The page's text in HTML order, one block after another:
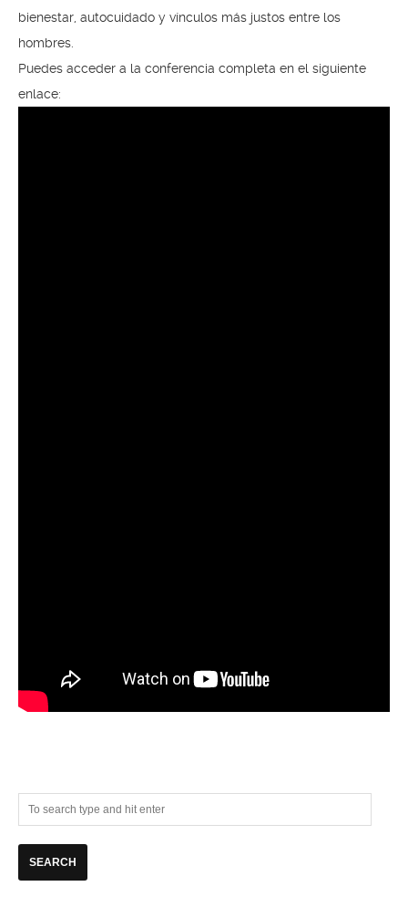
bienestar, autocuidado y vínculos más justos entre los
hombres.
Puedes acceder a la conferencia completa en el siguiente
enlace: